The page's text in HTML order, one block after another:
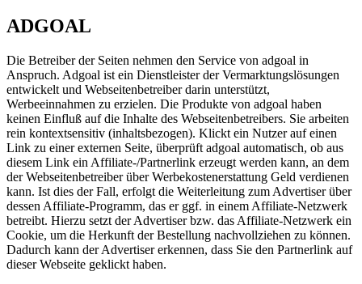
ADGOAL
Die Betreiber der Seiten nehmen den Service von adgoal in
Anspruch. Adgoal ist ein Dienstleister der Vermarktungslösungen
entwickelt und Webseitenbetreiber darin unterstützt,
Werbeeinnahmen zu erzielen. Die Produkte von adgoal haben
keinen Einfluß auf die Inhalte des Webseitenbetreibers. Sie arbeiten
rein kontextsensitiv (inhaltsbezogen). Klickt ein Nutzer auf einen
Link zu einer externen Seite, überprüft adgoal automatisch, ob aus
diesem Link ein Affiliate-/Partnerlink erzeugt werden kann, an dem
der Webseitenbetreiber über Werbekostenerstattung Geld verdienen
kann. Ist dies der Fall, erfolgt die Weiterleitung zum Advertiser über
dessen Affiliate-Programm, das er ggf. in einem Affiliate-Netzwerk
betreibt. Hierzu setzt der Advertiser bzw. das Affiliate-Netzwerk ein
Cookie, um die Herkunft der Bestellung nachvollziehen zu können.
Dadurch kann der Advertiser erkennen, dass Sie den Partnerlink auf
dieser Webseite geklickt haben.